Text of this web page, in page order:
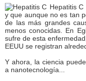
Hepatitis
y que aunque no es tan
de las más grandes
menos conocidas. En
sufre de esta
EEUU se registran
Y ahora, la ciencia
a nanotecnología...